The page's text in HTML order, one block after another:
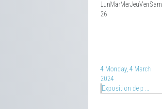
LunMarMerJeuVenSam
26
4 Monday, 4 March
2024
Exposition de p ...